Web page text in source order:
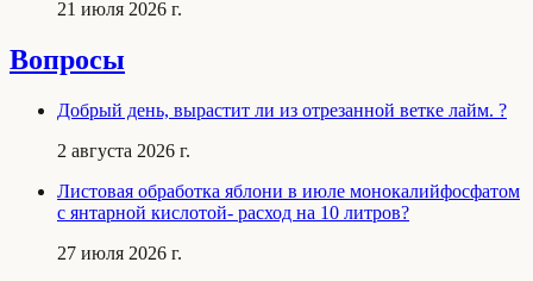
21 июля 2026 г.
Вопросы
Добрый день, вырастит ли из отрезанной ветке лайм. ?
2 августа 2026 г.
Листовая обработка яблони в июле монокалийфосфатом
с янтарной кислотой- расход на 10 литров?
27 июля 2026 г.